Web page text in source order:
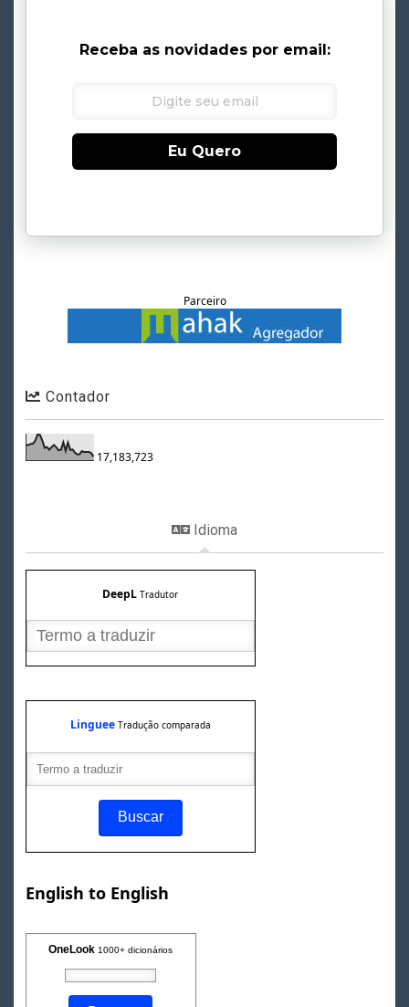
Receba as novidades por email:
Eu Quero
Parceiro
Contador
17,183,723
Idioma
DeepL Tradutor
Linguee Tradução comparada
English to English
OneLook 1000+ dicionários